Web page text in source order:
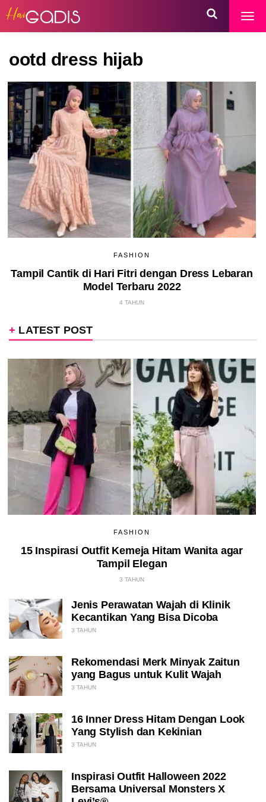
ootd dress hijab
FASHION
Tampil Cantik di Hari Fitri dengan Dress Lebaran
Model Terbaru 2022
4 TAHUN
LATEST POST
FASHION
15 Inspirasi Outfit Kemeja Hitam Wanita agar
Tampil Elegan
3 TAHUN
Jenis Perawatan Wajah di Klinik
Kecantikan Yang Bisa Dicoba
3 TAHUN
Rekomendasi Merk Minyak Zaitun
yang Bagus untuk Kulit Wajah
3 TAHUN
16 Inner Dress Hitam Dengan Look
Yang Stylish dan Kekinian
3 TAHUN
Inspirasi Outfit Halloween 2022
Bersama Universal Monsters X